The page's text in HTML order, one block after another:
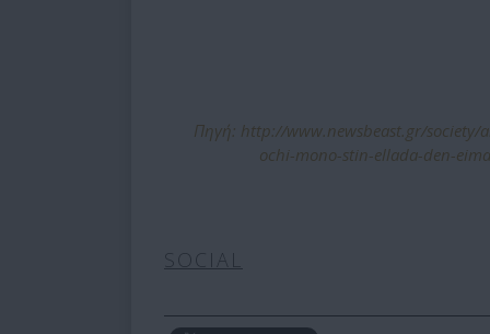
Πηγή: http://www.newsbeast.gr/
ochi-mono-stin-ellada-den-
SOCIAL